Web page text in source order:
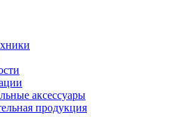
аксессуары
продукция